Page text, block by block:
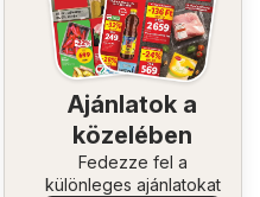
Ajánlatok a
közelében
Fedezze fel a
különleges ajánlatokat